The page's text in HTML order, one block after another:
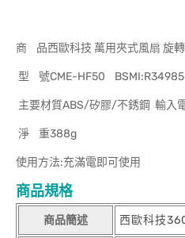
商 品西歐科技 萬用夾式風扇 旋
型 號CME-HF50 BSMI:R34985
主要材質ABS/矽膠/不銹鋼 輸入
淨 重388g
使用方法:充滿電即可使用
商品規格
商品簡述 西歐科技